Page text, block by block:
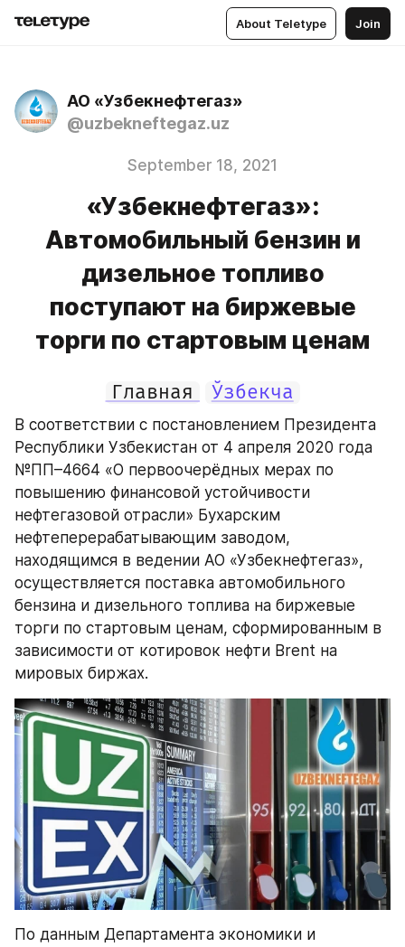
About Teletype Join
АО «Узбекнефтегаз»
@uzbekneftegaz.uz
September 18, 2021
«Узбекнефтегаз»:
Автомобильный бензин и
дизельное топливо
поступают на биржевые
торги по стартовым ценам
Главная Ўзбекча
В соответствии с постановлением Президента
Республики Узбекистан от 4 апреля 2020 года
№ПП–4664 «О первоочерёдных мерах по
повышению финансовой устойчивости
нефтегазовой отрасли» Бухарским
нефтеперерабатывающим заводом,
находящимся в ведении АО «Узбекнефтегаз»,
осуществляется поставка автомобильного
бензина и дизельного топлива на биржевые
торги по стартовым ценам, сформированным в
зависимости от котировок нефти Brent на
мировых биржах.
По данным Департамента экономики и